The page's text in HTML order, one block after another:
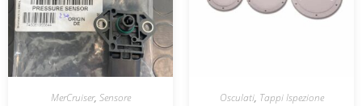
MerCruiser, Sensore Osculati, Tappi Ispezione